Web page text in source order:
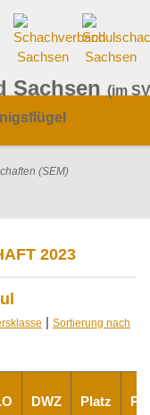
Sachsen (im
(SEM)
2023
| Sortierung nach
DWZ Platz